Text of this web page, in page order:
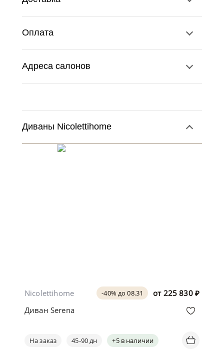
Оплата
Адреса салонов
Диваны Nicolettihome
от 225 830 ₽
-40% до 08.31
Nicolettihome
Диван Serena
На заказ 45-90 дн +5 в наличии